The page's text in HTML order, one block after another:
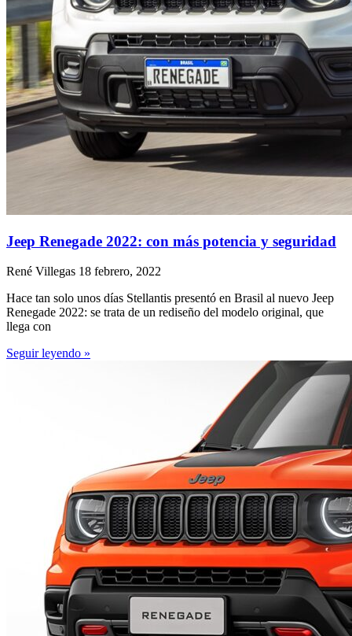
Jeep Renegade 2022: con más potencia y seguridad
René Villegas 18 febrero, 2022
Hace tan solo unos días Stellantis presentó en Brasil al nuevo Jeep
Renegade 2022: se trata de un rediseño del modelo original, que
llega con
Seguir leyendo »